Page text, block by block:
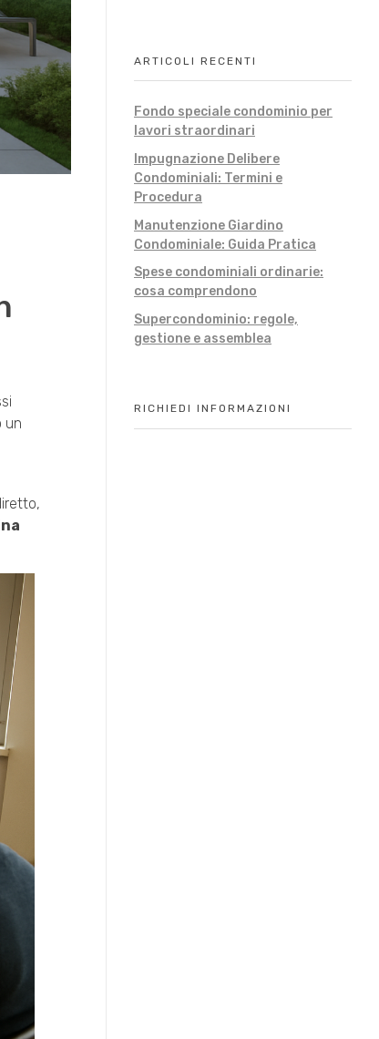
un
ARTICOLI RECENTI
Fondo speciale condominio per
lavori straordinari
Impugnazione Delibere
Condominiali: Termini e
Procedura
Manutenzione Giardino
Condominiale: Guida Pratica
Spese condominiali ordinarie:
cosa comprendono
Supercondominio: regole,
gestione e assemblea
RICHIEDI INFORMAZIONI